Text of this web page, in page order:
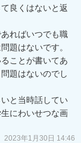
良くはないと返
ればいつでも職
題はないです。
ことが書いてあ
題はないのでし
と当時話してい
にわいせつな画
2023年1月30日 14:46